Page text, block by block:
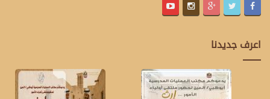
اعرف جديدنا